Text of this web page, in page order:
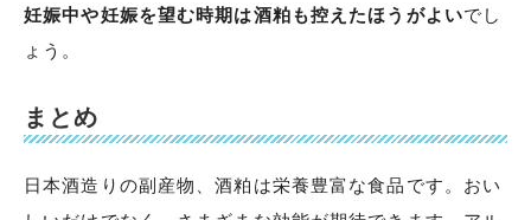
妊娠中や妊娠を望む時期は酒粕も控えたほうがよいでし
ょう。
まとめ
日本酒造りの副産物、酒粕は栄養豊富な食品です。おい